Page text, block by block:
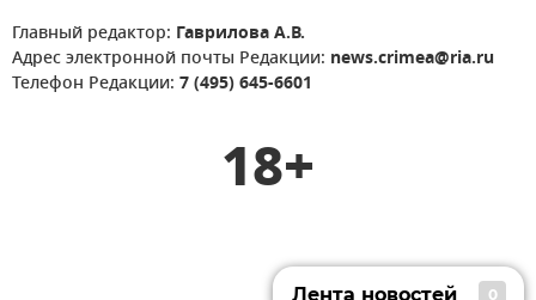
Главный редактор: Гаврилова А.В.
Адрес электронной почты Редакции: news.crimea@ria.ru
Телефон Редакции: 7 (495) 645-6601
18+
Лента новостей 0